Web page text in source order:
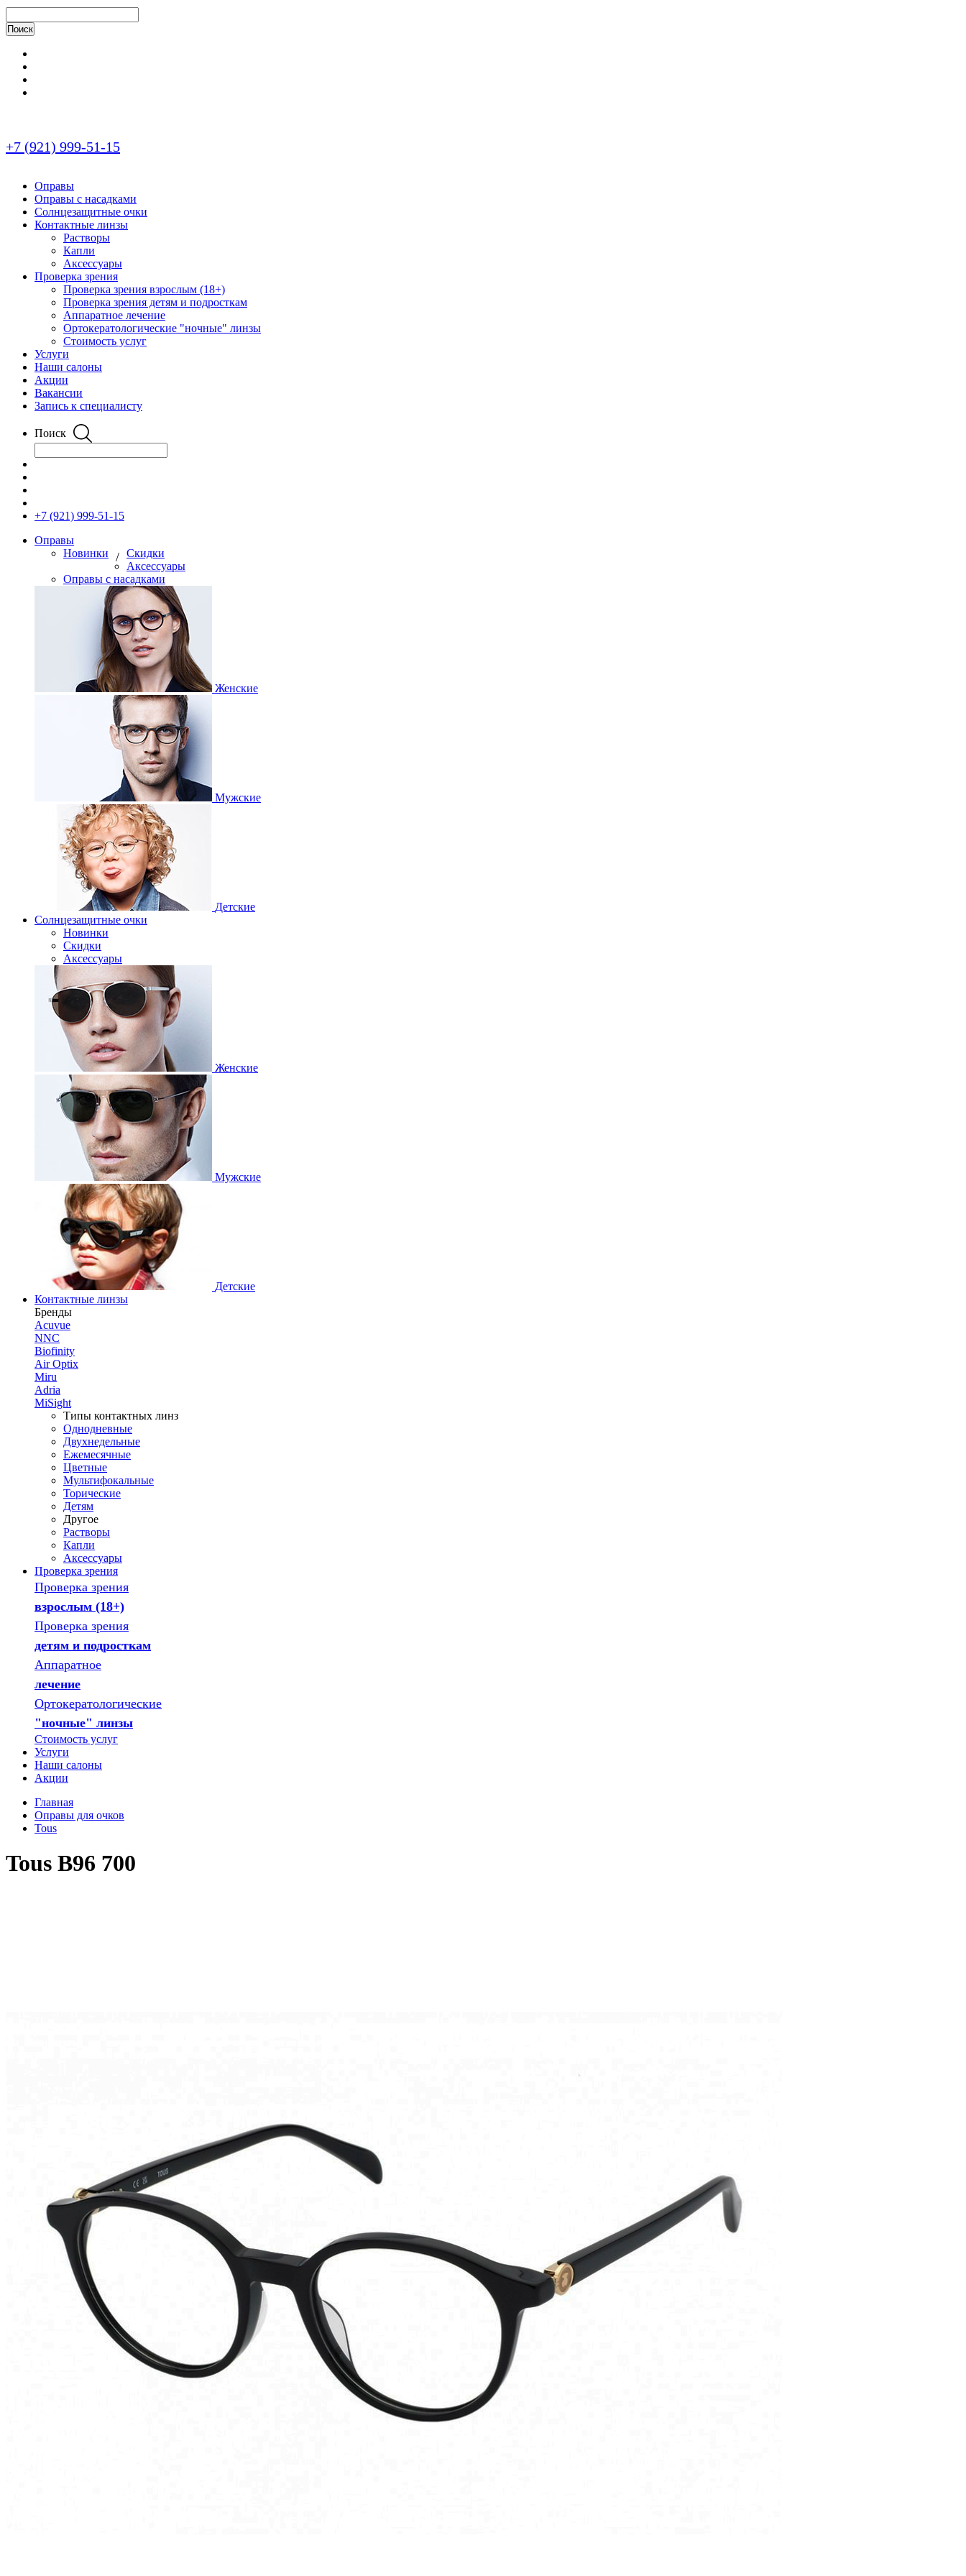
+7 (921) 999-51-15
Оправы
Оправы с насадками
Солнцезащитные очки
Контактные линзы
Растворы
Капли
Аксессуары
Проверка зрения
Проверка зрения взрослым (18+)
Проверка зрения детям и подросткам
Аппаратное лечение
Ортокератологические "ночные" линзы
Стоимость услуг
Услуги
Наши салоны
Акции
Вакансии
Запись к специалисту
Поиск
+7 (921) 999-51-15
Оправы
Новинки
/ Скидки
Аксессуары
Оправы с насадками
Женские
Мужские
Детские
Солнцезащитные очки
Новинки
Скидки
Аксессуары
Женские
Мужские
Детские
Контактные линзы
Бренды
Acuvue
NNC
Biofinity
Air Optix
Miru
Adria
MiSight
Типы контактных линз
Однодневные
Двухнедельные
Ежемесячные
Цветные
Мультифокальные
Торические
Детям
Другое
Растворы
Капли
Аксессуары
Проверка зрения
Проверка зрения
взрослым (18+)
Проверка зрения
детям и подросткам
Аппаратное
лечение
Ортокератологические
"ночные" линзы
Стоимость услуг
Услуги
Наши салоны
Акции
Главная
Оправы для очков
Tous
Tous B96 700